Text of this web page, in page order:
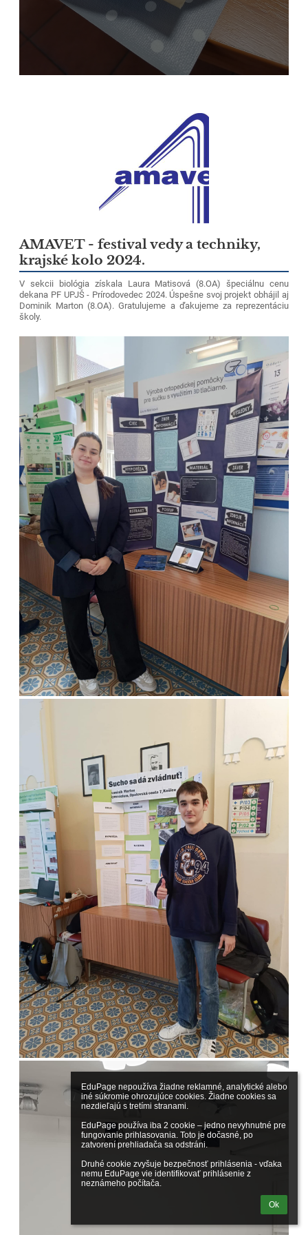
EduPage nepoužíva žiadne reklamné, analytické alebo
iné súkromie ohrozujúce cookies. Žiadne cookies sa
nezdieľajú s tretími stranami.
EduPage používa iba 2 cookie – jedno nevyhnutné pre
fungovanie prihlasovania. Toto je dočasné, po
zatvorení prehliadača sa odstráni.
Druhé cookie zvyšuje bezpečnosť prihlásenia - vďaka
nemu EduPage vie identifikovať prihlásenie z
neznámeho počítača.
Ok
AMAVET - festival vedy a techniky,
krajské kolo 2024.
V sekcii biológia získala Laura Matisová (8.OA) špeciálnu cenu
dekana PF UPJŠ - Prírodovedec 2024. Úspešne svoj projekt obhájil aj
Dominik Marton (8.OA). Gratulujeme a ďakujeme za reprezentáciu
školy.